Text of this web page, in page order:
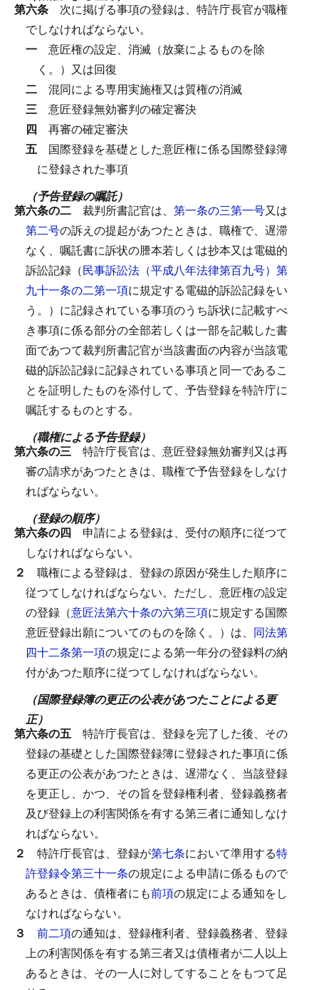
第六条 次に掲げる事項の登録は、特許庁長官が職権
でしなければならない。
一 意匠権の設定、消滅（放棄によるものを除
く。）又は回復
二 混同による専用実施権又は質権の消滅
三 意匠登録無効審判の確定審決
四 再審の確定審決
五 国際登録を基礎とした意匠権に係る国際登録簿
に登録された事項
（予告登録の嘱託）
第六条の二 裁判所書記官は、 第一条の三第一号又は
第二号の訴えの提起があつたときは、職権で、遅滞
なく、嘱託書に訴状の謄本若しくは抄本又は電磁的
訴訟記録（民事訴訟法（平成八年法律第百九号）第
九十一条の二第一項に規定する電磁的訴訟記録をい
う。）に記録されている事項のうち訴状に記載すべ
き事項に係る部分の全部若しくは一部を記載した書
面であつて裁判所書記官が当該書面の内容が当該電
磁的訴訟記録に記録されている事項と同一であるこ
とを証明したものを添付して、予告登録を特許庁に
嘱託するものとする。
（職権による予告登録）
第六条の三 特許庁長官は、意匠登録無効審判又は再
審の請求があつたときは、職権で予告登録をしなけ
ればならない。
（登録の順序）
第六条の四 申請による登録は、受付の順序に従つて
しなければならない。
２ 職権による登録は、登録の原因が発生した順序に
従つてしなければならない。 ただし、意匠権の設定
の登録（意匠法第六十条の六第三項に規定する国際
意匠登録出願についてのものを除く。）は、 同法第
四十二条第一項の規定による第一年分の登録料の納
付があつた順序に従つてしなければならない。
（国際登録簿の更正の公表があつたことによる更
正）
第六条の五 特許庁長官は、登録を完了した後、その
登録の基礎とした国際登録簿に登録された事項に係
る更正の公表があつたときは、遅滞なく、当該登録
を更正し、かつ、その旨を登録権利者、登録義務者
及び登録上の利害関係を有する第三者に通知しなけ
ればならない。
２ 特許庁長官は、登録が第七条において準用する特
許登録令第三十一条の規定による申請に係るもので
あるときは、債権者にも前項の規定による通知をし
なければならない。
３ 前二項の通知は、登録権利者、登録義務者、登録
上の利害関係を有する第三者又は債権者が二人以上
あるときは、その一人に対してすることをもつて足